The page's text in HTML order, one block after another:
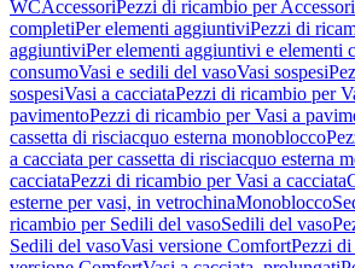
WCAccessoriPezzi di ricambio per Accessori
completiPer elementi aggiuntiviPezzi di
aggiuntiviPer elementi aggiuntivi e elementi
consumoVasi e sedili del vasoVasi sospesi
sospesiVasi a cacciataPezzi di ricambio per
pavimentoPezzi di ricambio per Vasi a
cassetta di risciacquo esterna monoblocco
a cacciata per cassetta di risciacquo esterna
cacciataPezzi di ricambio per Vasi a cacciata
esterne per vasi, in vetrochinaMonoblocco
ricambio per Sedili del vasoSedili del vaso
Sedili del vasoVasi versione ComfortPezzi